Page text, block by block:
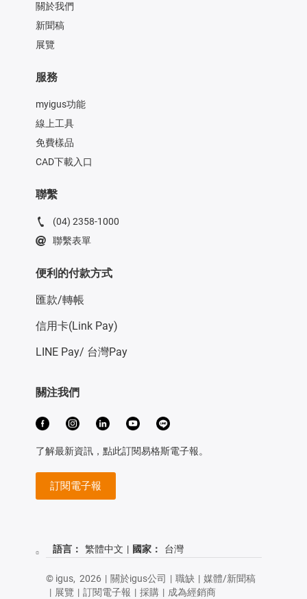
關於我們
新聞稿
展覽
服務
myigus功能
線上工具
免費樣品
CAD下載入口
聯繫
(04) 2358-1000
聯繫表單
便利的付款方式
匯款/轉帳
信用卡(Link Pay)
LINE Pay/ 台灣Pay
關注我們
了解最新資訊，點此訂閱易格斯電子報。
訂閱電子報
語言： 繁體中文 | 國家： 台灣
© igus, 2026 | 關於igus公司 | 職缺 | 媒體/新聞稿
| 展覽 | 訂閱電子報 | 採購 | 成為經銷商